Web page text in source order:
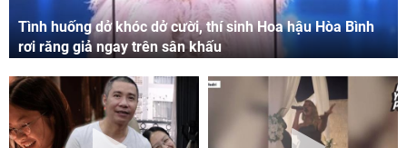
Tình huống dở khóc dở cười, thí sinh Hoa hậu Hòa Bình
rơi răng giả ngay trên sân khấu